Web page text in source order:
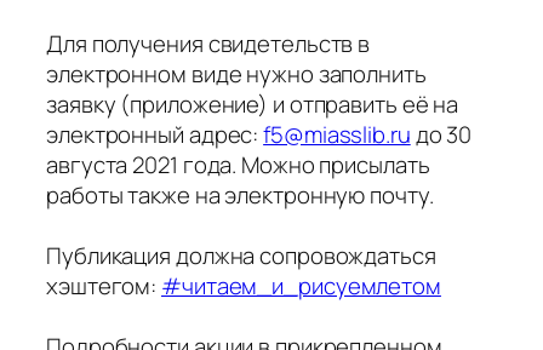
Для получения свидетельств в
электронном виде нужно заполнить
заявку (приложение) и отправить её на
электронный адрес:f5@miasslib.ruдо 30
августа 2021 года. Можно присылать
работы также на электронную почту.
Публикация должна сопровождаться
хэштегом: #читаем_и_рисуемлетом